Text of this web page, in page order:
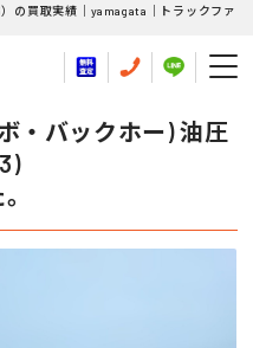
の買取実績｜yamagata｜トラックファ
・バックホー) 油圧